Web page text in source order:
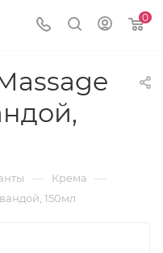
0
— Крема —
150мл